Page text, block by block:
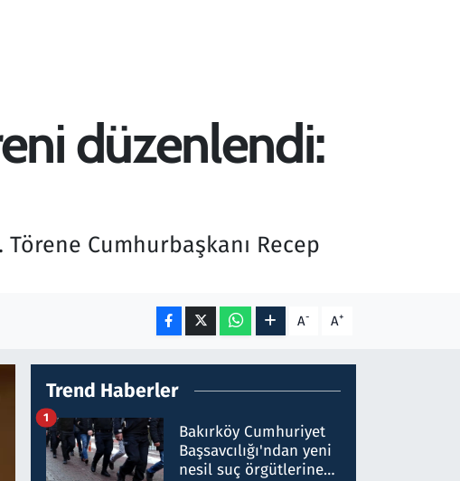
düzenlendi:
Cumhurbaşkanı Recep
A- A+
Trend Haberler
Bakırköy Cumhuriyet
Başsavcılığı'ndan yeni
nesil suç örgütlerine
1